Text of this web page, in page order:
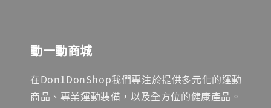
動一動商城
在Don1DonShop我們專注於提供多元化的運動
商品、專業運動裝備，以及全方位的健康產品。